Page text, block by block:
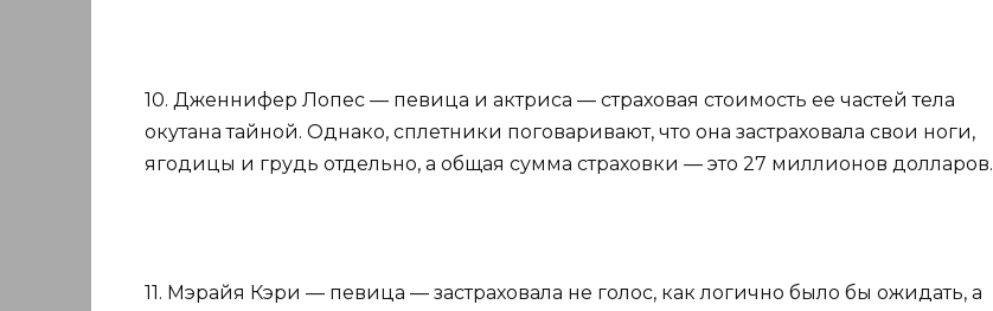
10. Дженнифер Лопес — певица и актриса — страховая стоимость ее частей тела
окутана тайной. Однако, сплетники поговаривают, что она застраховала свои ноги,
ягодицы и грудь отдельно, а общая сумма страховки — это 27 миллионов долларов.
11. Мэрайя Кэри — певица — застраховала не голос, как логично было бы ожидать, а